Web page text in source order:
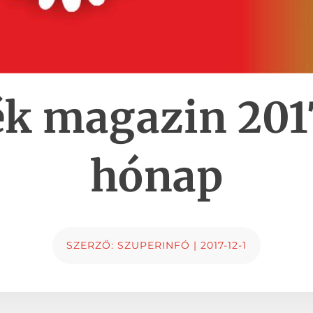
magazin
hónap
SZERZŐ: SZUPERINFÓ | 2017-12-1